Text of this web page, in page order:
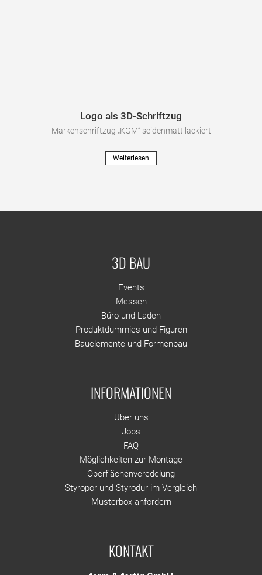
Logo als 3D-Schriftzug
Markenschriftzug „KGM“ seidenmatt lackiert
Weiterlesen
3D BAU
Events
Messen
Büro und Laden
Produktdummies und Figuren
Bauelemente und Formenbau
INFORMATIONEN
Über uns
Jobs
FAQ
Möglichkeiten zur Montage
Oberflächenveredelung
Styropor und Styrodur im Vergleich
Musterbox anfordern
KONTAKT